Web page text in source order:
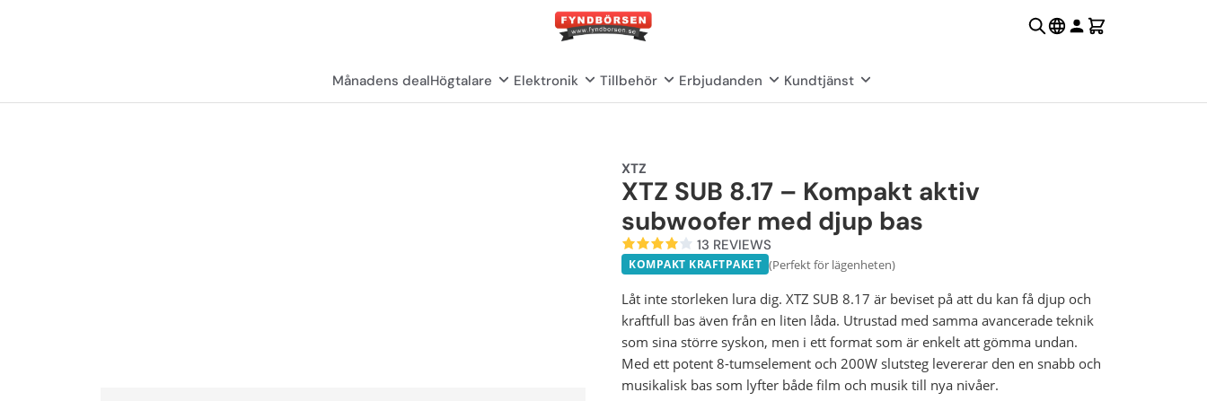
Månadens dealHögtalare Elektronik Tillbehör Erbjudanden Kundtjänst
XTZ
XTZ SUB 8.17 – Kompakt aktiv
subwoofer med djup bas
13 REVIEWS
KOMPAKT KRAFTPAKET (Perfekt för lägenheten)
Låt inte storleken lura dig. XTZ SUB 8.17 är beviset på att du kan få djup och
kraftfull bas även från en liten låda. Utrustad med samma avancerade teknik
som sina större syskon, men i ett format som är enkelt att gömma undan.
Med ett potent 8-tumselement och 200W slutsteg levererar den en snabb och
musikalisk bas som lyfter både film och musik till nya nivåer.